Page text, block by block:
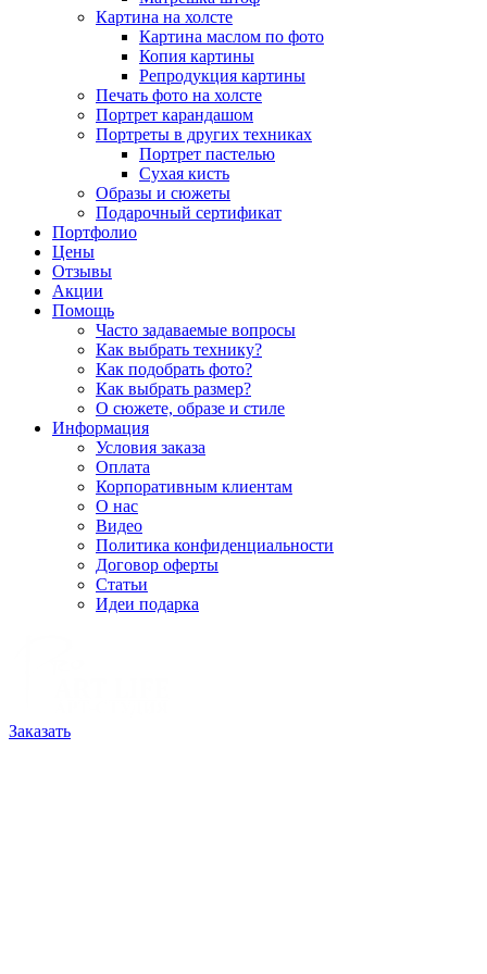
Картина на холсте
Картина маслом по фото
Копия картины
Репродукция картины
Печать фото на холсте
Портрет карандашом
Портреты в других техниках
Портрет пастелью
Сухая кисть
Образы и сюжеты
Подарочный сертификат
Портфолио
Цены
Отзывы
Акции
Помощь
Часто задаваемые вопросы
Как выбрать технику?
Как подобрать фото?
Как выбрать размер?
О сюжете, образе и стиле
Информация
Условия заказа
Оплата
Корпоративным клиентам
О нас
Видео
Политика конфиденциальности
Договор оферты
Статьи
Идеи подарка
Заказать